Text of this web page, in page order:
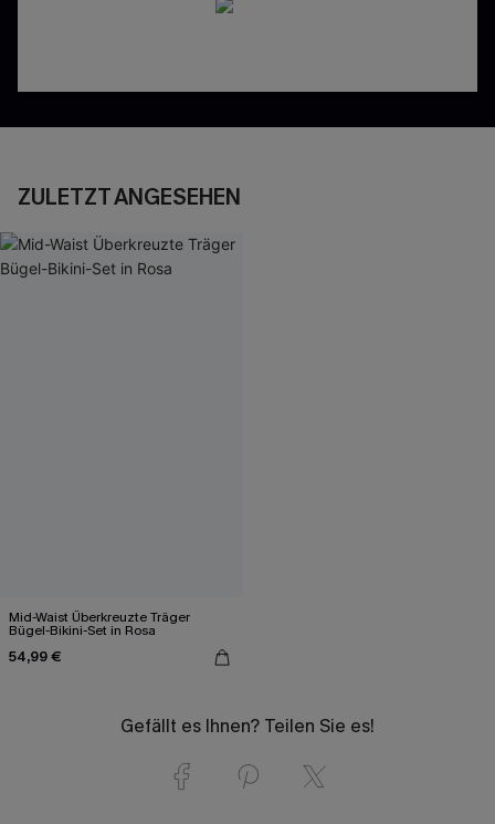
ZULETZT ANGESEHEN
Mid-Waist Überkreuzte Träger
Bügel-Bikini-Set in Rosa
54,99 €
Gefällt es Ihnen? Teilen Sie es!